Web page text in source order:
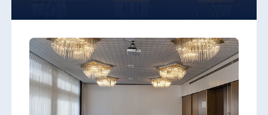
à toutes les occasions.
Comme toutes les salles de réunion du
Maritim Strandhotel Travemünde, le salon
est équipé d'un matériel moderne, y compris
un vidéoprojecteur fixe et un écran. La salle
de réunion est accessible aux personnes à
mobilité réduite.